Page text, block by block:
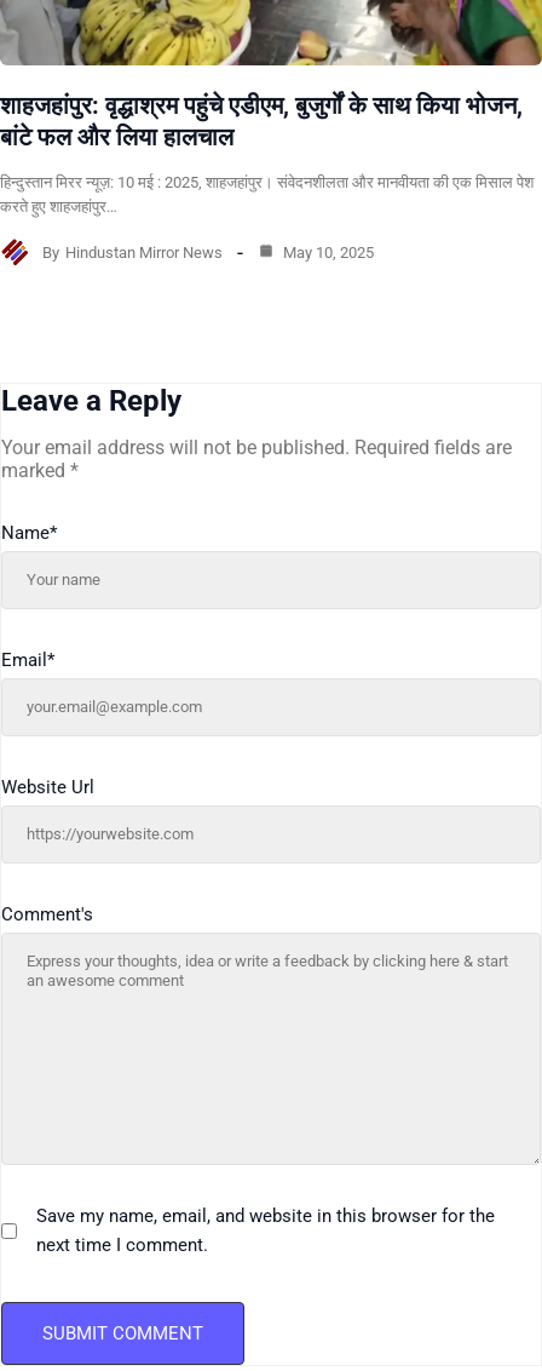
शाहजहांपुर: वृद्धाश्रम पहुंचे एडीएम, बुजुर्गों के साथ किया भोजन,
बांटे फल और लिया हालचाल
हिन्दुस्तान मिरर न्यूज़: 10 मई : 2025, शाहजहांपुर। संवेदनशीलता और मानवीयता की एक मिसाल पेश
करते हुए शाहजहांपुर…
By Hindustan Mirror News May 10, 2025
Leave a Reply
Your email address will not be published. Required fields are
marked *
Comment's
Name*
Email *
Website Url
Save my name, email, and website in this browser for the
next time I comment.